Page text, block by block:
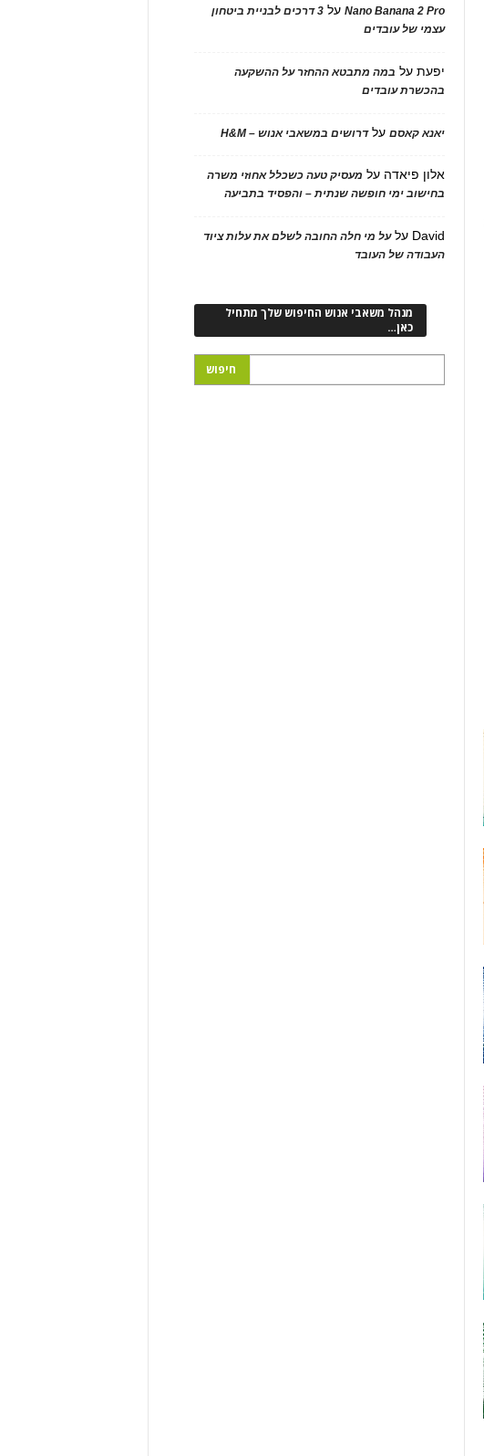
Nano Banana 2 Proעל 3 דרכים לבניית ביטחון
עצמי של עובדים
יפעתעל במה מתבטא ההחזר על ההשקעה
בהכשרת עובדים
יאנא קאסםעלדרושים במשאבי אנוש – H&M
אלון פיאדה על מעסיק טעה כשכלל אחוזי משרה
בחישוב ימי חופשה שנתית – והפסיד בתביעה
David עלעל מי חלה החובה לשלם את עלות ציוד
העבודה של העובד
מנהל משאבי אנוש החיפוש שלך מתחיל
כאן…